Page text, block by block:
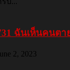
ฉันเห็นคนตา
2, 2023